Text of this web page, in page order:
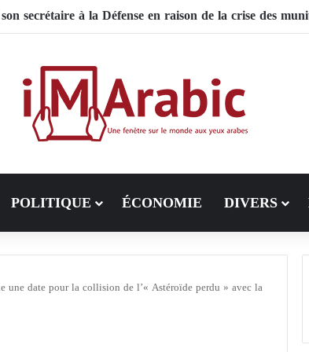
mise sur la diplomatie entre les États-Unis et l’Iran
POLITIQUE ÉCONOMIE DIVERS
date pour la collision de l’« Astéroïde perdu » avec la